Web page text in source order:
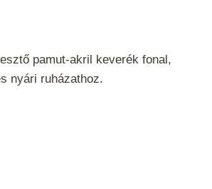
pamut-akril keverék fonal,
nyári ruházathoz.